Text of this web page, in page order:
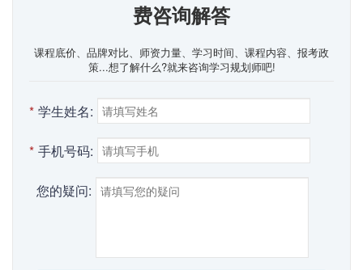
费咨询解答
课程底价、品牌对比、师资力量、学习时间、课程内容、报考政
策...想了解什么?就来咨询学习规划师吧!
* 学生姓名:
* 手机号码:
您的疑问: